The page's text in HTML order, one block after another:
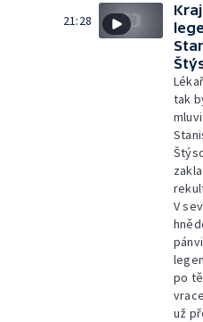
21:28
tak
V
po
už